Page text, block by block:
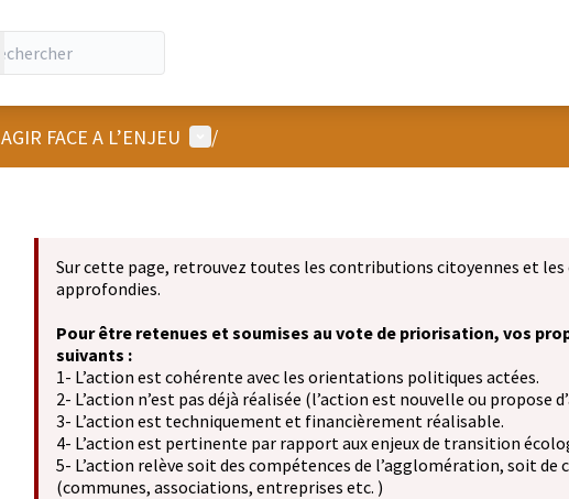
AGIR FACE A L’ENJEU Menu utilisateur
/
Sur cette page, retrouvez toutes les contributions citoyennes et
approfondies.
Pour être retenues et soumises au vote de priorisation, vos
suivants :
1- L’action est cohérente avec les orientations politiques actées.
2- L’action n’est pas déjà réalisée (l’action est nouvelle ou propose
3- L’action est techniquement et financièrement réalisable.
4- L’action est pertinente par rapport aux enjeux de transition
5- L’action relève soit des compétences de l’agglomération, soit
(communes, associations, entreprises etc. )